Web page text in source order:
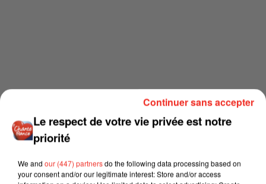
Le respect de votre vie privée est notre
priorité
We and our (447) partnersdo the following data processing based on
your consent and/or our legitimate interest: Store and/or access
Continuer sans accepter